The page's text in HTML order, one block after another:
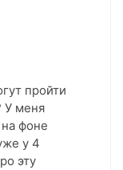
пройти
У меня
фоне
у 4
эту